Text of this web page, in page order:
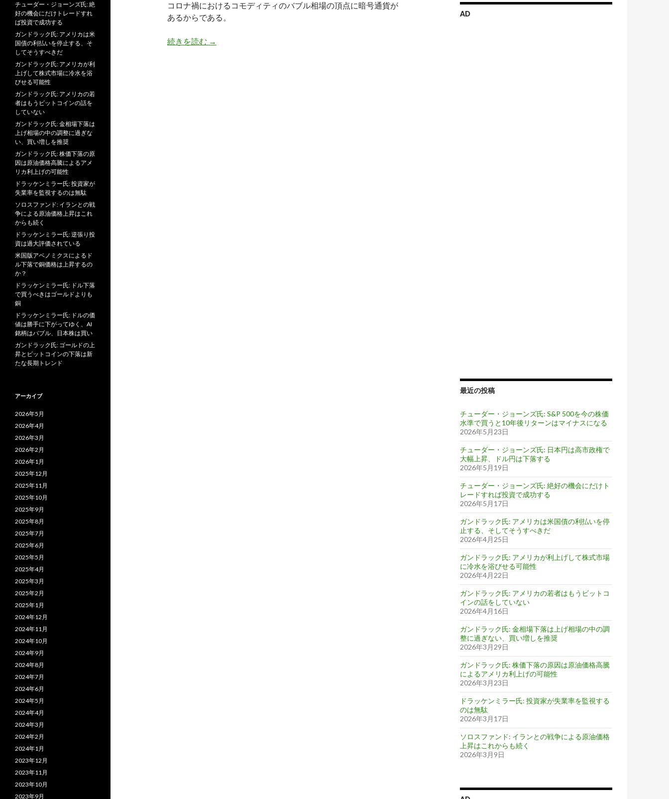
コロナ禍におけるコモディティのバブル相場の頂点に暗号通貨が
あるからである。
続きを読む 停滞するビットコイン、暴騰止まらぬイーサリウム
→
AD
最近の投稿
チューダー・ジョーンズ氏: S&P 500を今の株価
水準で買うと10年後リターンはマイナスになる
2026年5月23日
チューダー・ジョーンズ氏: 日本円は高市政権で
大幅上昇、ドル円は下落する
2026年5月19日
チューダー・ジョーンズ氏: 絶好の機会にだけト
レードすれば投資で成功する
2026年5月17日
ガンドラック氏: アメリカは米国債の利払いを停
止する、そしてそうすべきだ
2026年4月25日
ガンドラック氏: アメリカが利上げして株式市場
に冷水を浴びせる可能性
2026年4月22日
ガンドラック氏: アメリカの若者はもうビットコ
インの話をしていない
2026年4月16日
ガンドラック氏: 金相場下落は上げ相場の中の調
整に過ぎない、買い増しを推奨
2026年3月29日
ガンドラック氏: 株価下落の原因は原油価格高騰
によるアメリカ利上げの可能性
2026年3月23日
ドラッケンミラー氏: 投資家が失業率を監視する
のは無駄
2026年3月17日
ソロスファンド: イランとの戦争による原油価格
上昇はこれからも続く
2026年3月9日
チューダー・ジョーンズ氏: 絶
好の機会にだけトレードすれ
ば投資で成功する
ガンドラック氏: アメリカは米
国債の利払いを停止する、そ
してそうすべきだ
ガンドラック氏: アメリカが利
上げして株式市場に冷水を浴
びせる可能性
ガンドラック氏: アメリカの若
者はもうビットコインの話を
していない
ガンドラック氏: 金相場下落は
上げ相場の中の調整に過ぎな
い、買い増しを推奨
ガンドラック氏: 株価下落の原
因は原油価格高騰によるアメ
リカ利上げの可能性
ドラッケンミラー氏: 投資家が
失業率を監視するのは無駄
ソロスファンド: イランとの戦
争による原油価格上昇はこれ
からも続く
ドラッケンミラー氏: 逆張り投
資は過大評価されている
米国版アベノミクスによるド
ル下落で銅価格は上昇するの
か？
ドラッケンミラー氏: ドル下落
で買うべきはゴールドよりも
銅
ドラッケンミラー氏: ドルの価
値は勝手に下がってゆく、AI
銘柄はバブル、日本株は買い
ガンドラック氏: ゴールドの上
昇とビットコインの下落は新
たな長期トレンド
アーカイブ
2026年5月
2026年4月
2026年3月
2026年2月
2026年1月
2025年12月
2025年11月
2025年10月
2025年9月
2025年8月
2025年7月
2025年6月
2025年5月
2025年4月
2025年3月
2025年2月
2025年1月
2024年12月
2024年11月
2024年10月
2024年9月
2024年8月
2024年7月
2024年6月
2024年5月
2024年4月
2024年3月
2024年2月
2024年1月
2023年12月
2023年11月
2023年10月
2023年9月